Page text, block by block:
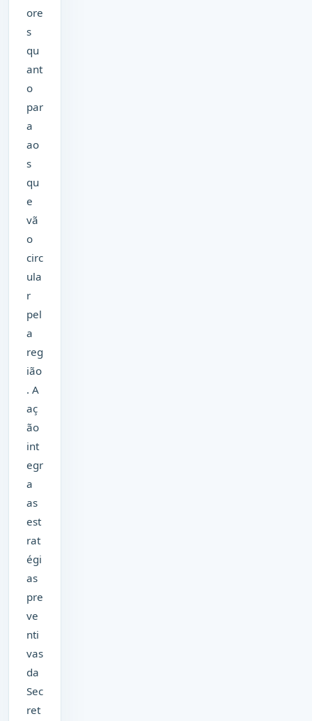
ore
s
qu
ant
o
par
a
ao
s
qu
e
vã
o
circ
ula
r
pel
a
reg
ião
. A
aç
ão
int
egr
a
as
est
rat
égi
as
pre
ve
nti
vas
da
Sec
ret